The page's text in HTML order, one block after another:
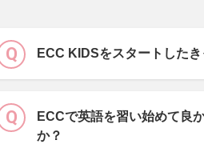
ECC KIDSをスタートした
ECCで英語を習い始めて良
か？